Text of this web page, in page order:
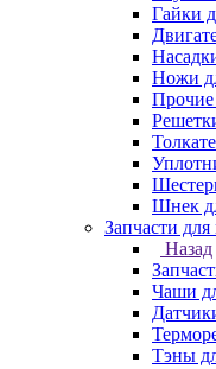
Гайки
Ножи
Прочие
Шнек
Запчасти
Назад
Чаши
Тэны